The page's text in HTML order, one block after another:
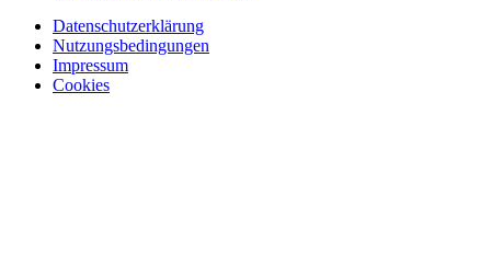
Datenschutzerklärung
Nutzungsbedingungen
Impressum
Cookies